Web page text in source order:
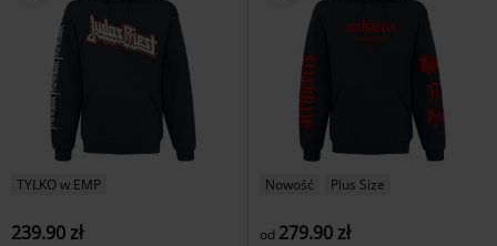
TYLKO w EMP
239.90 zł
Nowość Plus Size
od 279.90 zł